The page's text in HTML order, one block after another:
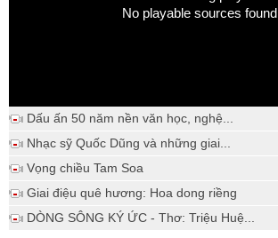
No playable sources found
Dấu ấn 50 năm nền văn học, nghệ...
Nhạc sỹ Quốc Dũng và những giai...
Vọng chiều Tam Soa
Giai điệu quê hương: Hoa dong riềng
DÒNG SÔNG KÝ ỨC - Thơ: Triệu Huệ...